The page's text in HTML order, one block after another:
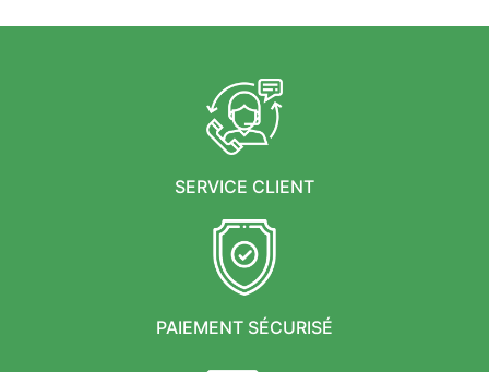
SERVICE CLIENT
PAIEMENT SÉCURISÉ